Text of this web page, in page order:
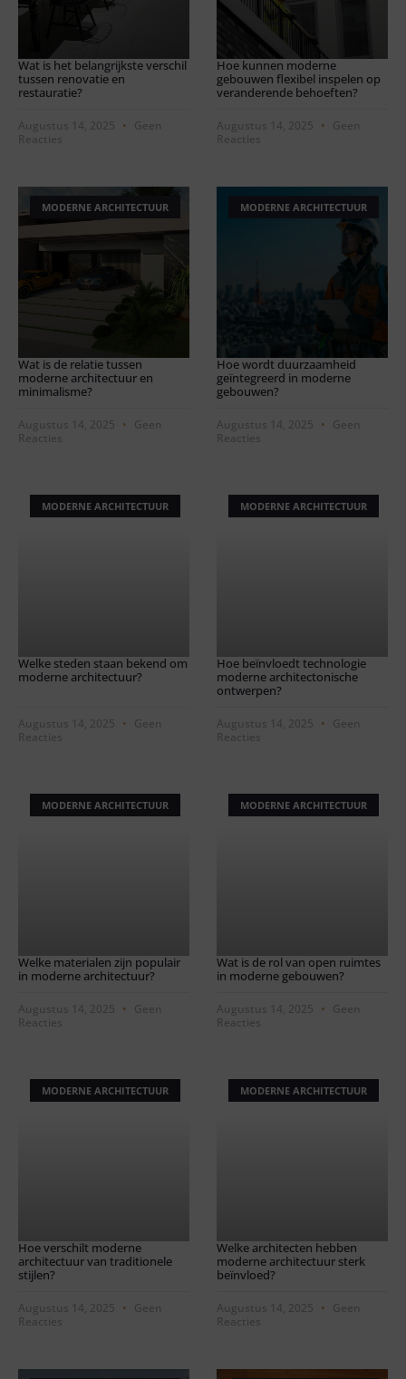
Wat is het belangrijkste verschil
tussen renovatie en
restauratie?
Augustus 14, 2025
Geen
Reacties
Hoe kunnen moderne
gebouwen flexibel inspelen op
veranderende behoeften?
Augustus 14, 2025
Geen
Reacties
MODERNE ARCHITECTUUR
Wat is de relatie tussen
moderne architectuur en
minimalisme?
Augustus 14, 2025
Geen
Reacties
MODERNE ARCHITECTUUR
Hoe wordt duurzaamheid
geïntegreerd in moderne
gebouwen?
Augustus 14, 2025
Geen
Reacties
MODERNE ARCHITECTUUR
Welke steden staan bekend om
moderne architectuur?
Augustus 14, 2025
Geen
Reacties
MODERNE ARCHITECTUUR
Hoe beïnvloedt technologie
moderne architectonische
ontwerpen?
Augustus 14, 2025
Geen
Reacties
MODERNE ARCHITECTUUR
Welke materialen zijn populair
in moderne architectuur?
Augustus 14, 2025
Geen
Reacties
MODERNE ARCHITECTUUR
Wat is de rol van open ruimtes
in moderne gebouwen?
Augustus 14, 2025
Geen
Reacties
MODERNE ARCHITECTUUR
Hoe verschilt moderne
architectuur van traditionele
stijlen?
Augustus 14, 2025
Geen
Reacties
MODERNE ARCHITECTUUR
Welke architecten hebben
moderne architectuur sterk
beïnvloed?
Augustus 14, 2025
Geen
Reacties